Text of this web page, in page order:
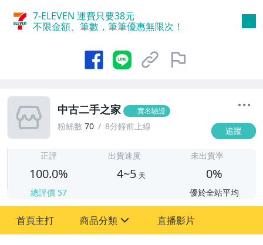
7-ELEVEN 運費只要38元
不限金額、筆數，筆筆優惠無限次！
中古二手之家 實名驗證
粉絲數 70 8分鐘前上線 追蹤
正評
100.0%
總評價 57
出貨速度
4~5 天
未出貨率
0%
優於全站平均
首頁主打 商品分類 直播影片